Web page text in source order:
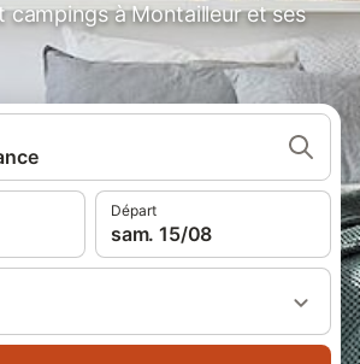
campings à Montailleur et ses
Départ
sam. 15/08